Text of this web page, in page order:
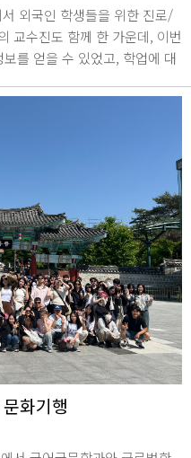
외국인 학생들을 위한 진로/
교수진도 함께 한 가운데, 이번
를 얻을 수 있었고, 학업에 대
화기행